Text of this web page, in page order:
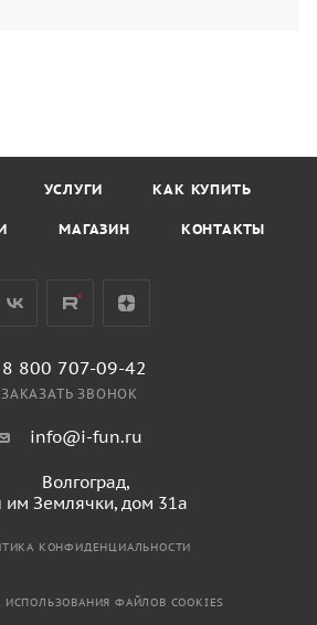
УСЛУГИ КАК КУПИТЬ
МАГАЗИН КОНТАКТЫ
8 800 707-09-42
ЗАКАЗАТЬ ЗВОНОК
info@i-fun.ru
Волгоград,
им Землячки, дом 31а
КОНФИДЕНЦИАЛЬНОСТИ
ФАЙЛОВ COOKIES